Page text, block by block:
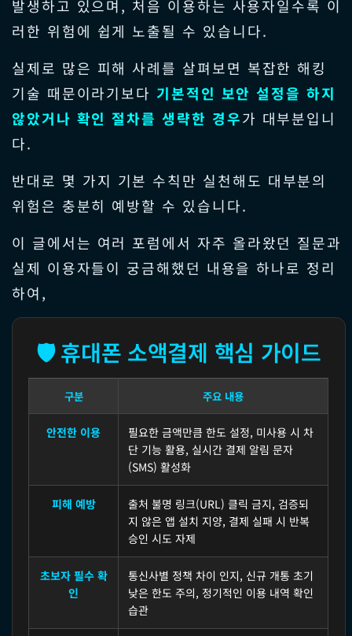
발생하고 있으며, 처음 이용하는 사용자일수록 이
러한 위험에 쉽게 노출될 수 있습니다.
실제로 많은 피해 사례를 살펴보면 복잡한 해킹
기술 때문이라기보다 기본적인 보안 설정을 하지
않았거나 확인 절차를 생략한 경우가 대부분입니
다.
반대로 몇 가지 기본 수칙만 실천해도 대부분의
위험은 충분히 예방할 수 있습니다.
이 글에서는 여러 포럼에서 자주 올라왔던 질문과
실제 이용자들이 궁금해했던 내용을 하나로 정리
하여,
🛡️ 휴대폰 소액결제 핵심 가이드
구분 주요 내용
안전한 이용
필요한 금액만큼 한도 설정, 미사용 시 차
단 기능 활용, 실시간 결제 알림 문자
(SMS) 활성화
피해 예방
출처 불명 링크(URL) 클릭 금지, 검증되
지 않은 앱 설치 지양, 결제 실패 시 반복
승인 시도 자제
초보자 필수 확
인
통신사별 정책 차이 인지, 신규 개통 초기
낮은 한도 주의, 정기적인 이용 내역 확인
습관